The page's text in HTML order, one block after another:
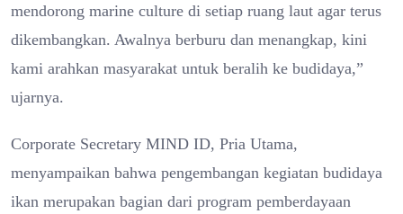
mendorong marine culture di setiap ruang laut agar terus
dikembangkan. Awalnya berburu dan menangkap, kini
kami arahkan masyarakat untuk beralih ke budidaya,”
ujarnya.
Corporate Secretary MIND ID, Pria Utama,
menyampaikan bahwa pengembangan kegiatan budidaya
ikan merupakan bagian dari program pemberdayaan